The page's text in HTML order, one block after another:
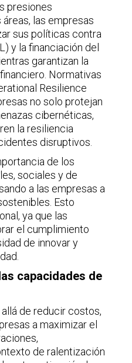
presiones
las empresas
sus políticas contra
y la financiación del
garantizan la
Normativas
Resilience
no solo protejan
cibernéticas,
la resiliencia
disruptivos.
de los
sociales y de
a las empresas a
Esto
ya que las
el cumplimiento
de innovar y
capacidades de
de reducir costos,
a maximizar el
de ralentización